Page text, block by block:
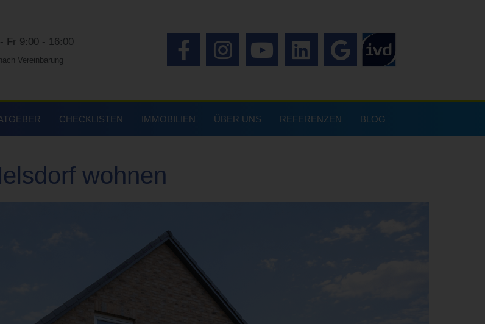
Fr 9:00 - 16:00
Vereinbarung
CHECKLISTEN IMMOBILIEN ÜBER UNS REFERENZEN BLOG
wohnen